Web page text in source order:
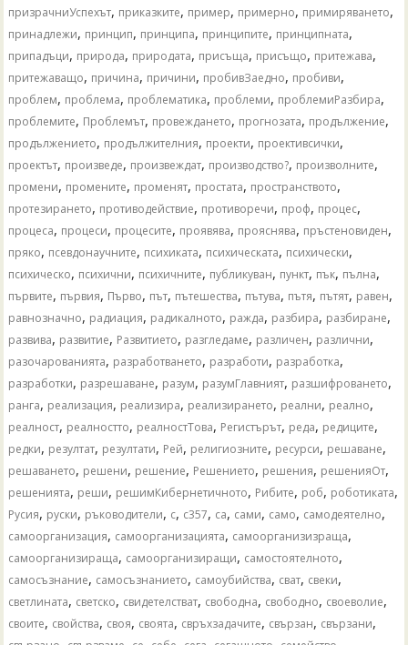
призрачниУспехът, приказките, пример, примерно, примиряването,
принадлежи, принцип, принципа, принципите, принципната,
припадъци, природа, природата, присъща, присъщо, притежава,
притежаващо, причина, причини, пробивЗаедно, пробиви,
проблем, проблема, проблематика, проблеми, проблемиРазбира,
проблемите, Проблемът, провеждането, прогнозата, продължение,
продължението, продължителния, проекти, проективсички,
проектът, произведе, произвеждат, производство?, произволните,
промени, промените, променят, простата, пространството,
протезирането, противодействие, противоречи, проф, процес,
процеса, процеси, процесите, проявява, прояснява, пръстеновиден,
пряко, псевдонаучните, психиката, психическата, психически,
психическо, психични, психичните, публикуван, пункт, пък, пълна,
първите, първия, Първо, път, пътешества, пътува, пътя, пътят, равен,
равнозначно, радиация, радикалното, ражда, разбира, разбиране,
развива, развитие, Развитието, разгледаме, различен, различни,
разочарованията, разработването, разработи, разработка,
разработки, разрешаване, разум, разумГлавният, разшифроването,
ранга, реализация, реализира, реализирането, реални, реално,
реалност, реалностто, реалностТова, Регистърът, реда, редиците,
редки, резултат, резултати, Рей, религиозните, ресурси, решаване,
решаването, решени, решение, Решението, решения, решенияОт,
решенията, реши, решимКибернетичното, Рибите, роб, роботиката,
Русия, руски, ръководители, с, с357, са, сами, само, самодеятелно,
самоорганизация, самоорганизацията, самоорганизизраща,
самоорганизираща, самоорганизиращи, самостоятелното,
самосъзнание, самосъзнанието, самоубийства, сват, свеки,
светлината, светско, свидетелстват, свободна, свободно, своеволие,
своите, свойства, своя, своята, свръхзадачите, свързан, свързани,